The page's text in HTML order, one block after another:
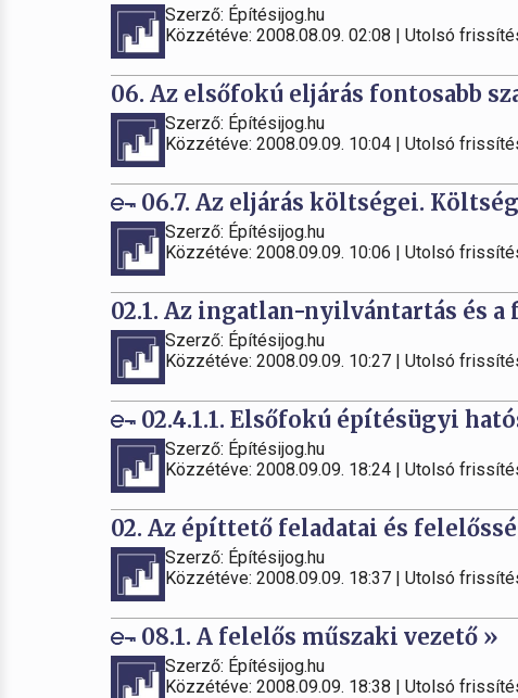
Szerző: Építésijog.hu
Közzétéve: 2008.08.09. 02:08 | Utolsó
06. Az elsőfokú eljárás fontosabb
Szerző: Építésijog.hu
Közzétéve: 2008.09.09. 10:04 | Utolsó
06.7. Az eljárás költségei.
Szerző: Építésijog.hu
Közzétéve: 2008.09.09. 10:06 | Utolsó
02.1. Az ingatlan-nyilvántartás és
Szerző: Építésijog.hu
Közzétéve: 2008.09.09. 10:27 | Utolsó
02.4.1.1. Elsőfokú építésügyi
Szerző: Építésijog.hu
Közzétéve: 2008.09.09. 18:24 | Utolsó
02. Az építtető feladatai és
Szerző: Építésijog.hu
Közzétéve: 2008.09.09. 18:37 | Utolsó
08.1. A felelős műszaki vezető »
Szerző: Építésijog.hu
Közzétéve: 2008.09.09. 18:38 | Utolsó